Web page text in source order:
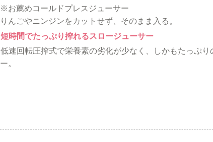
※お薦めコールドプレスジューサー
りんごやニンジンをカットせず、そのまま入る。
短時間でたっぷり搾れるスロージューサー
低速回転圧搾式で栄養素の劣化が少なく、しかもたっぷ
ー。